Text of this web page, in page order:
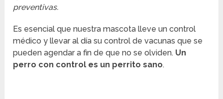
preventivas.
Es esencial que nuestra mascota lleve un control
médico y llevar al día su control de vacunas que se
pueden agendar a fin de que no se olviden. Un
perro con control es un perrito sano.